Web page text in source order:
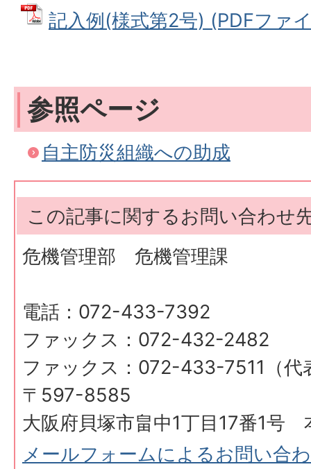
記入例(様式第2号) (PDFファ
参照ページ
自主防災組織への助成
この記事に関するお問い合わせ
危機管理部 危機管理課
電話：072-433-7392
ファックス：072-432-2482
ファックス：072-433-7511（代
〒597-8585
大阪府貝塚市畠中1丁目17番1号
メールフォームによるお問い合